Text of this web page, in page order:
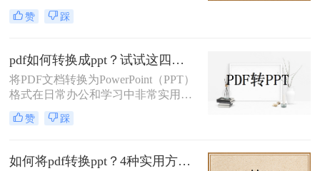
PDF文件因其出色的稳定性和兼容性
而被广泛用于文档分享和存储，而
睐。然而，有时我们需要将PDF转换
为PPT以便进行编辑和演示。那么pdf
转换成ppt怎么做呢？本文将详细介绍
几种将PDF转换为PPT的方法。
赞 踩
pdf如何转换成ppt？试试这四种常用方法！
将PDF文档转换为PowerPoint（PPT）
格式在日常办公和学习中非常实用，
特别是在需要对内容进行编辑或演示
时。那么pdf如何转换成ppt呢？本文
赞 踩
如何将pdf转换ppt？4种实用方法解析！